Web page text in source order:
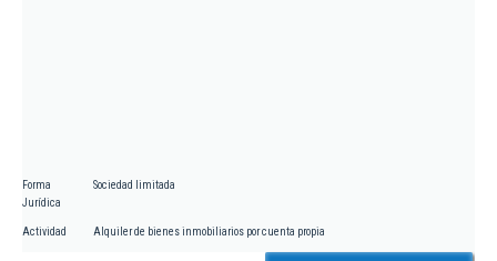
Forma
Jurídica
Sociedad limitada
Actividad Alquiler de bienes inmobiliarios por cuenta propia